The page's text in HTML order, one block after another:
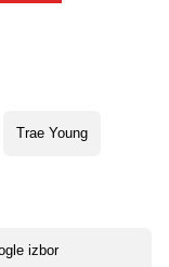
Trae Young
izbor